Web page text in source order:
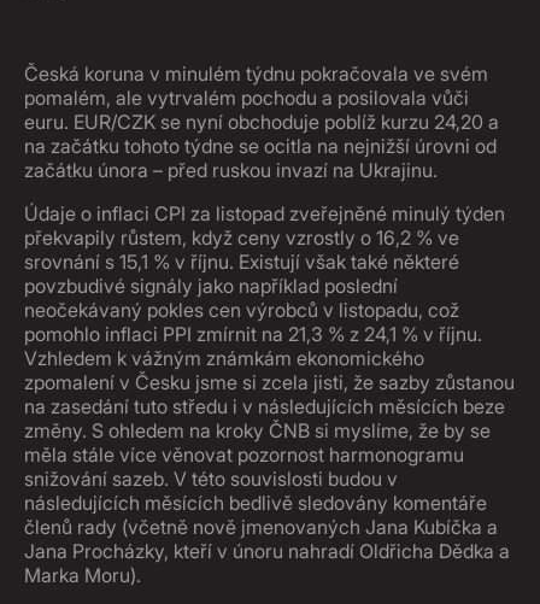
Česká koruna v minulém týdnu pokračovala ve svém
pomalém, ale vytrvalém pochodu a posilovala vůči
euru. EUR/CZK se nyní obchoduje poblíž kurzu 24,20 a
na začátku tohoto týdne se ocitla na nejnižší úrovni od
začátku února – před ruskou invazí na Ukrajinu.
Údaje o inflaci CPI za listopad zveřejněné minulý týden
překvapily růstem, když ceny vzrostly o 16,2 % ve
srovnání s 15,1 % v říjnu. Existují však také některé
povzbudivé signály jako například poslední
neočekávaný pokles cen výrobců v listopadu, což
pomohlo inflaci PPI zmírnit na 21,3 % z 24,1 % v říjnu.
Vzhledem k vážným známkám ekonomického
zpomalení v Česku jsme si zcela jisti, že sazby zůstanou
na zasedání tuto středu i v následujících měsících beze
změny. S ohledem na kroky ČNB si myslíme, že by se
měla stále více věnovat pozornost harmonogramu
snižování sazeb. V této souvislosti budou v
následujících měsících bedlivě sledovány komentáře
členů rady (včetně nově jmenovaných Jana Kubíčka a
Jana Procházky, kteří v únoru nahradí Oldřicha Dědka a
Marka Moru).